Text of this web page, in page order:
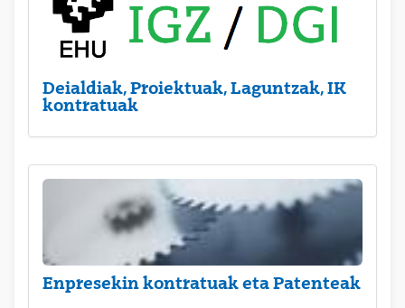
Deialdiak, Proiektuak, Laguntzak, IK
kontratuak
Enpresekin kontratuak eta Patenteak